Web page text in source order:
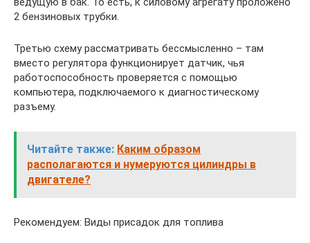
2 бензиновых трубки.
Третью схему рассматривать бессмысленно – там
вместо регулятора функционирует датчик, чья
работоспособность проверяется с помощью
компьютера, подключаемого к диагностическому
разъему.
Читайте также: Каким образом
располагаются и нумеруются цилиндры в
двигателе?
Рекомендуем: Виды присадок для топлива